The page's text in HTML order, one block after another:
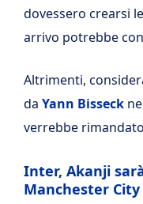
dovessero crearsi
arrivo potrebbe
Altrimenti,
da Yann Bisseck
verrebbe rimandato
Inter, Akanji
Manchester City